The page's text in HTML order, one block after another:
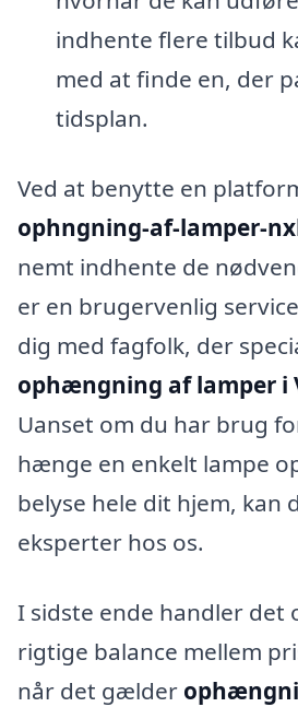
indhente flere tilbud
med at finde en, der
tidsplan.
Ved at benytte en
ophngning-af-lamper-
nemt indhente de
er en brugervenlig
dig med fagfolk, der
ophængning af lamper i
Uanset om du har brug
hænge en enkelt lampe
belyse hele dit hjem, kan
eksperter hos os.
I sidste ende handler det
rigtige balance mellem
når det gælder